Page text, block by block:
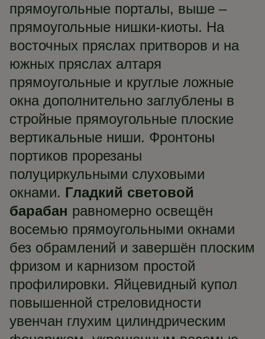
прямоугольные порталы, выше –
прямоугольные нишки-киоты. На
восточных пряслах притворов и на
южных пряслах алтаря
прямоугольные и круглые ложные
окна дополнительно заглублены в
стройные прямоугольные плоские
вертикальные ниши. Фронтоны
портиков прорезаны
полуциркульными слуховыми
окнами. Гладкий световой
барабан равномерно освещён
восемью прямоугольными окнами
без обрамлений и завершён плоским
фризом и карнизом простой
профилировки. Яйцевидный купол
повышенной стреловидности
увенчан глухим цилиндрическим